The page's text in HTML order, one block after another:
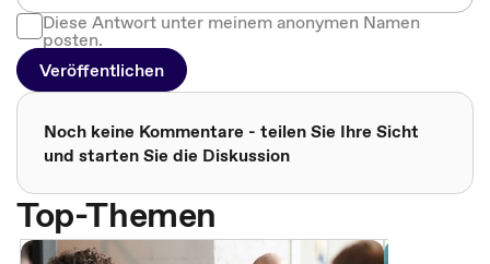
Diese Antwort unter meinem anonymen Namen
posten.
Veröffentlichen
Noch keine Kommentare - teilen Sie Ihre Sicht
und starten Sie die Diskussion
Top-Themen